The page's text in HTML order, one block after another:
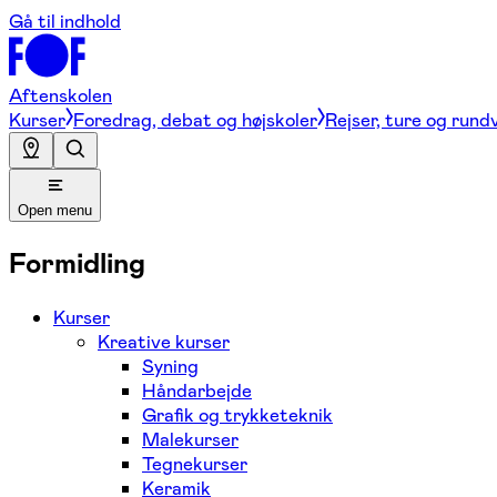
Gå til indhold
Aftenskolen
Kurser Foredrag, debat og højskoler Rejser, ture og
Open menu
Formidling
Kurser
Kreative kurser
Syning
Håndarbejde
Grafik og trykketeknik
Malekurser
Tegnekurser
Keramik